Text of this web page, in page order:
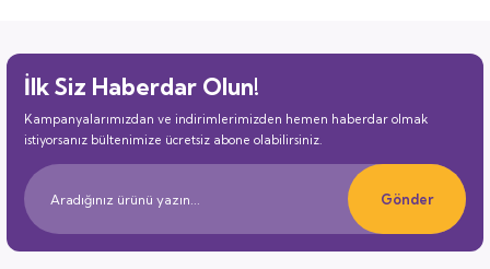
İlk Siz Haberdar Olun!
Kampanyalarımızdan ve indirimlerimizden hemen haberdar olmak
istiyorsanız bültenimize ücretsiz abone olabilirsiniz.
Gönder